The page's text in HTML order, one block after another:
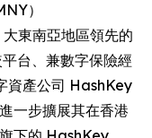
）
東南亞地區領先的
台、兼數字保險經
資產公司 HashKey
一步擴展其在香港